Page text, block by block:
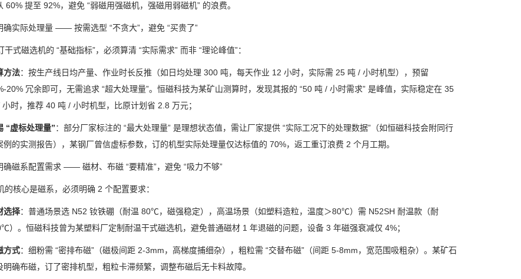
60% 提至 92%，避免 “弱磁用强磁机，强磁用弱磁机” 的浪费。
确实际处理量—— 按需选型 “不贪大”，避免 “买贵了”
干式磁选机的 “基础指标”，必须算清“实际需求” 而非“理论峰值”：
方法：按生产线日均产量、作业时长反推（如日均处理 300 吨，每天作业 12 小时，实际需 25 吨/ 小时机型），预留
20% 冗余即可，无需追求“超大处理量”。恒磁科技为某矿山测算时，发现其报的 “50 吨/ 小时需求” 是峰值，实际稳定在35
小时，推荐40 吨/ 小时机型，比原计划省 2.8 万元；
“虚标处理量”：部分厂家标注的 “最大处理量” 是理想状态值，需让厂家提供“实际工况下的处理数据”（如恒磁科技会附同行
例的实测报告），某钢厂曾信虚标参数，订的机型实际处理量仅达标值的 70%，返工重订浪费 2 个月工期。
确磁系配置需求—— 磁材、布磁“要精准”，避免 “吸力不够”
的核心是磁系，必须明确 2 个配置要求：
选择：普通场景选N52 钕铁硼（耐温 80℃，磁强稳定），高温场景（如塑料造粒，温度＞80℃）需 N52SH 耐温款（耐
）。恒磁科技曾为某塑料厂定制耐温干式磁选机，避免普通磁材1 年退磁的问题，设备3 年磁强衰减仅 4%；
方式：细粉需 “密排布磁”（磁极间距2-3mm，高梯度捕细杂），粗粒需 “交替布磁”（间距5-8mm，宽范围吸粗杂）。某矿石
明确布磁，订了密排机型，粗粒卡滞频繁，调整布磁后无卡料故障。